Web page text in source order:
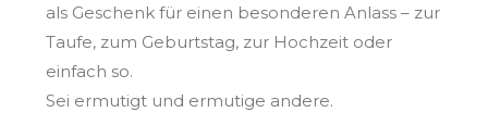
als Geschenk für einen besonderen Anlass – zur
Taufe, zum Geburtstag, zur Hochzeit oder
einfach so.
Sei ermutigt und ermutige andere.